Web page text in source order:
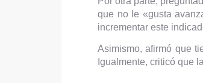
que no le «gusta
incrementar este
Asimismo, afirmó que
Igualmente, criticó que